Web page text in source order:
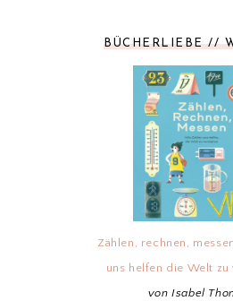
BÜCHERLIEBE //
Zählen, rechnen,
uns helfen die Welt zu
von Isabel